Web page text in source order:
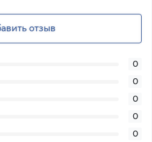
отзыв
0
0
0
0
0